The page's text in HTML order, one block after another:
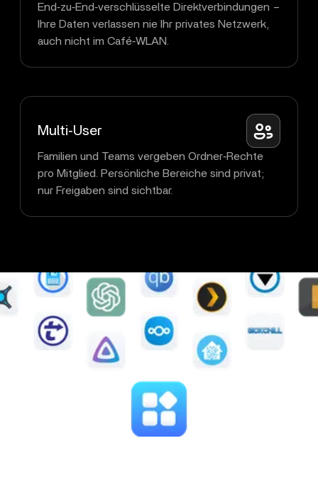
End‑zu‑End‑verschlüsselte Direktverbindungen –
Ihre Daten verlassen nie Ihr privates Netzwerk,
auch nicht im Café‑WLAN.
Multi‑User
Familien und Teams vergeben Ordner‑Rechte
pro Mitglied. Persönliche Bereiche sind privat;
nur Freigaben sind sichtbar.